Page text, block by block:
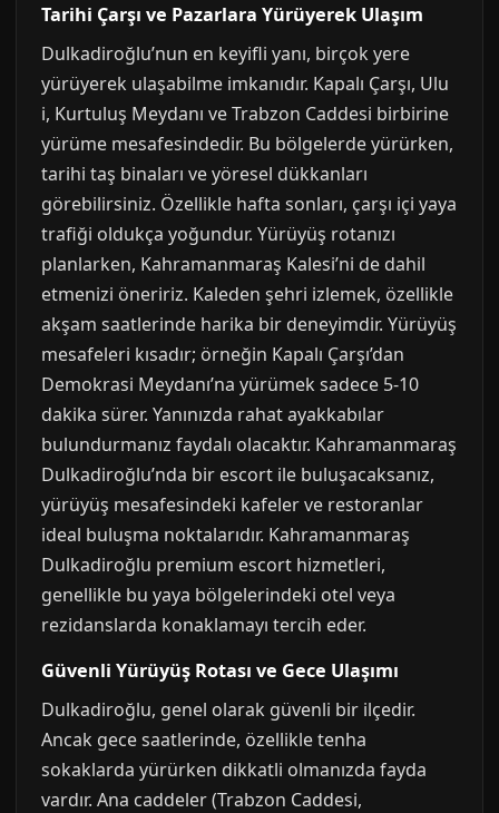
Tarihi Çarşı ve Pazarlara Yürüyerek Ulaşım
Dulkadiroğlu’nun en keyifli yanı, birçok yere
yürüyerek ulaşabilme imkanıdır. Kapalı Çarşı, Ulu
i, Kurtuluş Meydanı ve Trabzon Caddesi birbirine
yürüme mesafesindedir. Bu bölgelerde yürürken,
tarihi taş binaları ve yöresel dükkanları
görebilirsiniz. Özellikle hafta sonları, çarşı içi yaya
trafiği oldukça yoğundur. Yürüyüş rotanızı
planlarken, Kahramanmaraş Kalesi’ni de dahil
etmenizi öneririz. Kaleden şehri izlemek, özellikle
akşam saatlerinde harika bir deneyimdir. Yürüyüş
mesafeleri kısadır; örneğin Kapalı Çarşı’dan
Demokrasi Meydanı’na yürümek sadece 5-10
dakika sürer. Yanınızda rahat ayakkabılar
bulundurmanız faydalı olacaktır. Kahramanmaraş
Dulkadiroğlu’nda bir escort ile buluşacaksanız,
yürüyüş mesafesindeki kafeler ve restoranlar
ideal buluşma noktalarıdır. Kahramanmaraş
Dulkadiroğlu premium escort hizmetleri,
genellikle bu yaya bölgelerindeki otel veya
rezidanslarda konaklamayı tercih eder.
Güvenli Yürüyüş Rotası ve Gece Ulaşımı
Dulkadiroğlu, genel olarak güvenli bir ilçedir.
Ancak gece saatlerinde, özellikle tenha
sokaklarda yürürken dikkatli olmanızda fayda
vardır. Ana caddeler (Trabzon Caddesi,